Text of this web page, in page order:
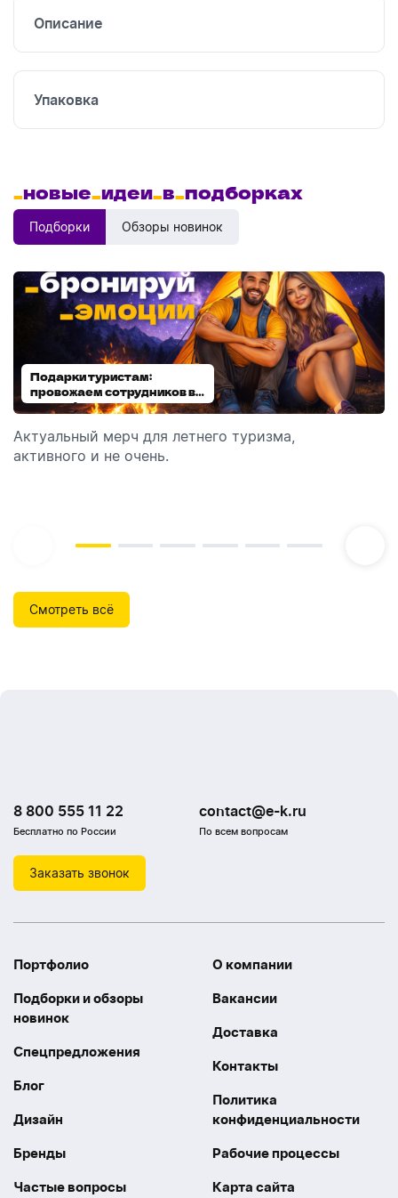
Описание
Упаковка
_новые_идеи_в_подборках
Подборки Обзоры новинок
Подарки туристам:
провожаем сотрудников в
отпуск!
Актуальный мерч для летнего туризма,
активного и не очень.
Диспенсеры для мыла:
выбираем модель
Обзор автоматических диспенсеров для мыла,
которые идеально подходят для брендирования.
Смотреть всё
8 800 555 11 22
Бесплатно по России
contact@e-k.ru
По всем вопросам
Заказать звонок
Портфолио
Подборки и обзоры
новинок
Спецпредложения
Блог
Дизайн
Бренды
Частые вопросы
О компании
Вакансии
Доставка
Контакты
Политика
конфиденциальности
Рабочие процессы
Карта сайта